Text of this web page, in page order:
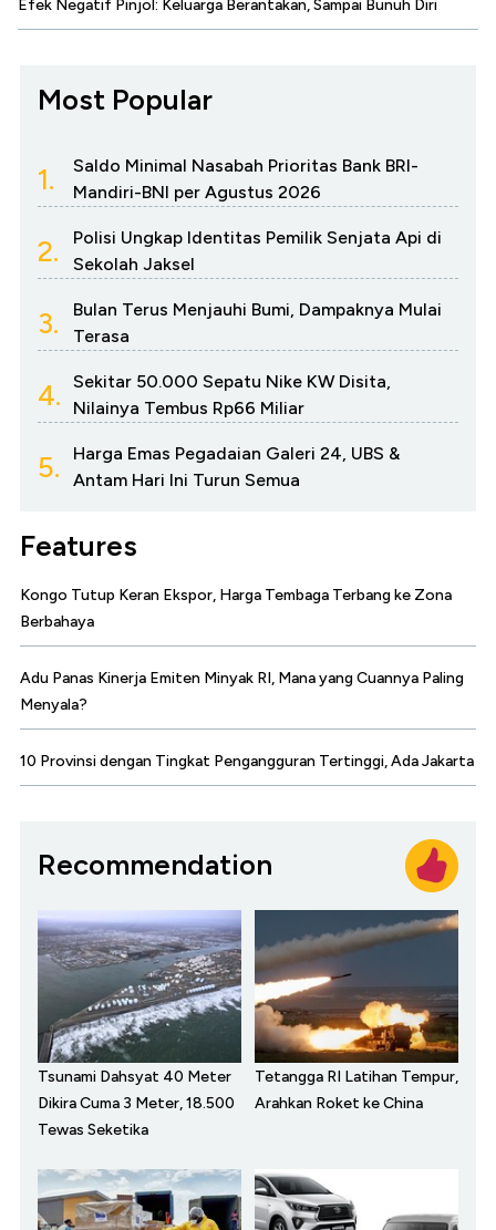
Efek Negatif Pinjol: Keluarga Berantakan, Sampai Bunuh Diri
Most Popular
1.
Saldo Minimal Nasabah Prioritas Bank BRI-
Mandiri-BNI per Agustus 2026
2.
Polisi Ungkap Identitas Pemilik Senjata Api di
Sekolah Jaksel
3.
Bulan Terus Menjauhi Bumi, Dampaknya Mulai
Terasa
4.
Sekitar 50.000 Sepatu Nike KW Disita,
Nilainya Tembus Rp66 Miliar
5.
Harga Emas Pegadaian Galeri 24, UBS &
Antam Hari Ini Turun Semua
Features
Kongo Tutup Keran Ekspor, Harga Tembaga Terbang ke Zona
Berbahaya
Adu Panas Kinerja Emiten Minyak RI, Mana yang Cuannya Paling
Menyala?
10 Provinsi dengan Tingkat Pengangguran Tertinggi, Ada Jakarta
Recommendation
Tsunami Dahsyat 40 Meter
Dikira Cuma 3 Meter, 18.500
Tewas Seketika
Tetangga RI Latihan Tempur,
Arahkan Roket ke China